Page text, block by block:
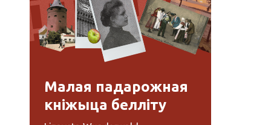
Малая падарожная
кніжыца белліту